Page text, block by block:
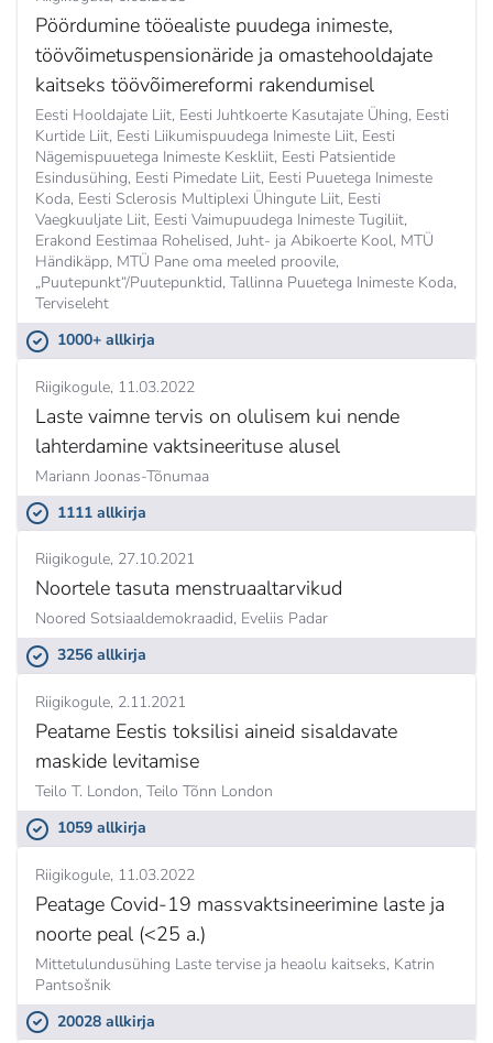
Pöördumine tööealiste puudega inimeste,
töövõimetuspensionäride ja omastehooldajate
kaitseks töövõimereformi rakendumisel
Eesti Hooldajate Liit, Eesti Juhtkoerte Kasutajate Ühing, Eesti
Kurtide Liit, Eesti Liikumispuudega Inimeste Liit, Eesti
Nägemispuuetega Inimeste Keskliit, Eesti Patsientide
Esindusühing, Eesti Pimedate Liit, Eesti Puuetega Inimeste
Koda, Eesti Sclerosis Multiplexi Ühingute Liit, Eesti
Vaegkuuljate Liit, Eesti Vaimupuudega Inimeste Tugiliit,
Erakond Eestimaa Rohelised, Juht- ja Abikoerte Kool, MTÜ
Händikäpp, MTÜ Pane oma meeled proovile,
„Puutepunkt“/Puutepunktid, Tallinna Puuetega Inimeste Koda,
Terviseleht
1000+ allkirja
Riigikogule 11.03.2022
Laste vaimne tervis on olulisem kui nende
lahterdamine vaktsineerituse alusel
Mariann Joonas-Tõnumaa
1111 allkirja
Riigikogule 27.10.2021
Noortele tasuta menstruaaltarvikud
Noored Sotsiaaldemokraadid, Eveliis Padar
3256 allkirja
Riigikogule 2.11.2021
Peatame Eestis toksilisi aineid sisaldavate
maskide levitamise
Teilo T. London, Teilo Tõnn London
1059 allkirja
Riigikogule 11.03.2022
Peatage Covid-19 massvaktsineerimine laste ja
noorte peal (<25 a.)
Mittetulundusühing Laste tervise ja heaolu kaitseks, Katrin
Pantsošnik
20028 allkirja